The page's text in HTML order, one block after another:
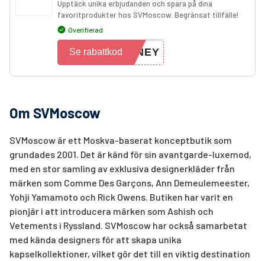
Upptäck unika erbjudanden och spara på dina
favoritprodukter hos SVMoscow. Begränsat tillfälle!
Overifierad
ONEY
Se rabattkod
Om SVMoscow
SVMoscow är ett Moskva-baserat konceptbutik som
grundades 2001. Det är känd för sin avantgarde-luxemod,
med en stor samling av exklusiva designerkläder från
märken som Comme Des Garçons, Ann Demeulemeester,
Yohji Yamamoto och Rick Owens. Butiken har varit en
pionjär i att introducera märken som Ashish och
Vetements i Ryssland. SVMoscow har också samarbetat
med kända designers för att skapa unika
kapselkollektioner, vilket gör det till en viktig destination